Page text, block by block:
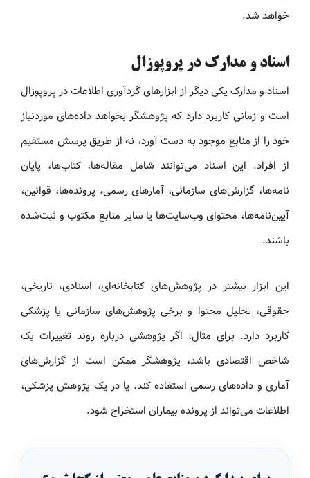
خواهد شد.
اسناد و مدارک در پروپوزال
اسناد و مدارک یکی دیگر از ابزارهای گردآوری اطلاعات در پروپوزال
است و زمانی کاربرد دارد که پژوهشگر بخواهد داده‌های موردنیاز
خود را از منابع موجود به دست آورد، نه از طریق پرسش مستقیم
از افراد. این اسناد می‌توانند شامل مقاله‌ها، کتاب‌ها، پایان
نامه‌ها، گزارش‌های سازمانی، آمارهای رسمی، پرونده‌ها، قوانین،
آیین‌نامه‌ها، محتوای وب‌سایت‌ها یا سایر منابع مکتوب و ثبت‌شده
باشند.
این ابزار بیشتر در پژوهش‌های کتابخانه‌ای، اسنادی، تاریخی،
حقوقی، تحلیل محتوا و برخی پژوهش‌های سازمانی یا پزشکی
کاربرد دارد. برای مثال، اگر پژوهشی درباره روند تغییرات یک
شاخص اقتصادی باشد، پژوهشگر ممکن است از گزارش‌های
آماری و داده‌های رسمی استفاده کند. یا در یک پژوهش پزشکی،
اطلاعات می‌تواند از پرونده بیماران استخراج شود.